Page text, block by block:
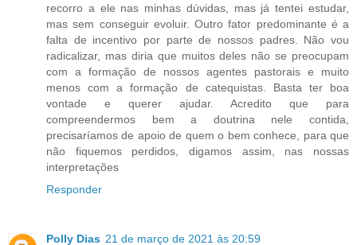
recorro a ele nas minhas dúvidas, mas já tentei estudar,
mas sem conseguir evoluir. Outro fator predominante é a
falta de incentivo por parte de nossos padres. Não vou
radicalizar, mas diria que muitos deles não se preocupam
com a formação de nossos agentes pastorais e muito
menos com a formação de catequistas. Basta ter boa
vontade e querer ajudar. Acredito que para
compreendermos bem a doutrina nele contida,
precisaríamos de apoio de quem o bem conhece, para que
não fiquemos perdidos, digamos assim, nas nossas
interpretações
Responder
Polly Dias 21 de março de 2021 às 20:59